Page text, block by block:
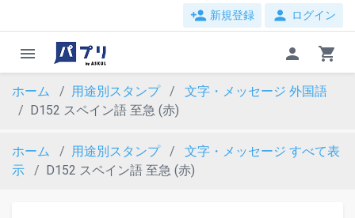
person_add 新規登録 person ログイン
menu person shopping_cart
ホーム 用途別スタンプ 文字・メッセージ 外国語
D152 スペイン語 至急 (赤)
ホーム 用途別スタンプ 文字・メッセージ すべて表
示
D152 スペイン語 至急 (赤)